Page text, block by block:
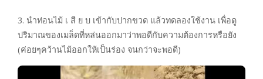
3. นำท่อนไม้ เ สี ย บ เข้ากับปากขวด แล้วทดลองใช้งาน เพื่อดู
ปริมาณของเมล็ดที่หล่นออกมาว่าพอดีกับความต้องการหรือยัง
(ค่อยๆคว้านไม้ออกให้เป็นร่อง จนกว่าจะพอดี)